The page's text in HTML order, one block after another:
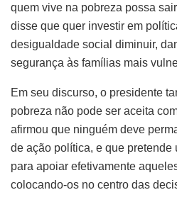
quem vive na pobreza possa
disse que quer investir em
desigualdade social diminuir,
segurança às famílias mais
Em seu discurso, o presidente
pobreza não pode ser aceita
afirmou que ninguém deve
de ação política, e que pretende
para apoiar efetivamente
colocando-os no centro das